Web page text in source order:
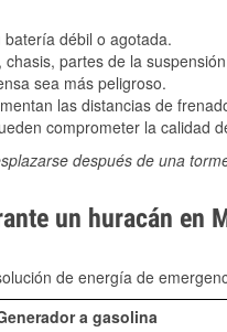
débil o agotada.
partes de la
sea más peligroso.
las distancias de
comprometer la calidad
después de una
un huracán en
de energía de
a gasolina